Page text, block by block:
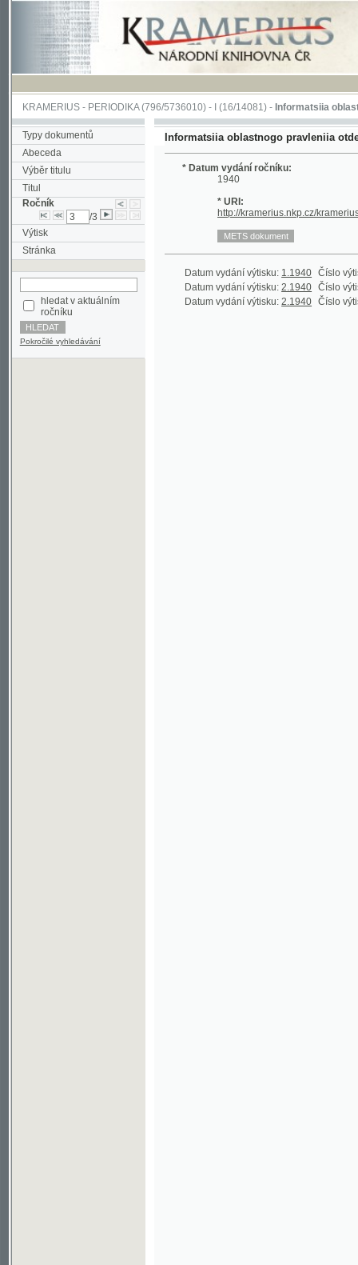
KRAMERIUS-PERIODIKA(796/5736010) -I(16/14081) -Informatsiia oblastnogo
Typy dokumentů
Abeceda
Výběr titulu
Titul
Ročník
/3
Výtisk
Stránka
hledat v aktuálním
Pokročilé vyhledávání
Informatsiia oblastnogo pravleniia otdela
* Datum vydání ročníku:
1940
* URI:
Datum vydání výtisku:2.1940 Číslo výtisku:31